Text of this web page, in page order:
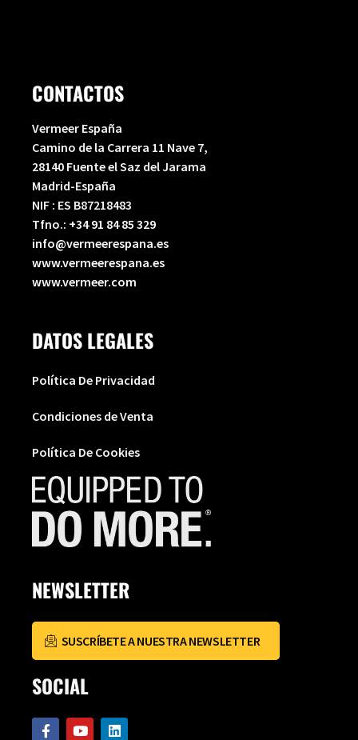
CONTACTOS
Vermeer España
Camino de la Carrera 11 Nave 7,
28140 Fuente el Saz del Jarama
Madrid-España
NIF : ES B87218483
Tfno.: +34 91 84 85 329
info@vermeerespana.es
www.vermeerespana.es
www.vermeer.com
DATOS LEGALES
Política De Privacidad
Condiciones de Venta
Política De Cookies
NEWSLETTER
SUSCRÍBETE A NUESTRA NEWSLETTER
SOCIAL
F
a
Y
o
L
i